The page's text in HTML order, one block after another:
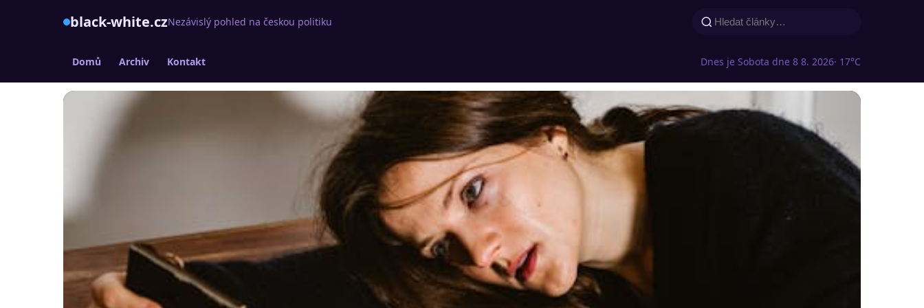
black-white.czNezávislý pohled na českou politiku
Domů Archiv Kontakt Dnes je Sobota dne 8 8. 2026· 17°C